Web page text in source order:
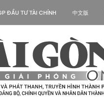
ĐẦU TƯ TÀI CHÍNH 中文版